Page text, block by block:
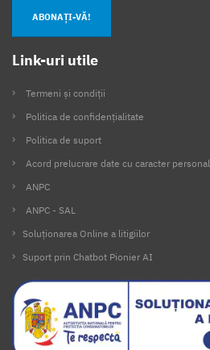
ABONAȚI-VĂ!
Link-uri utile
Termeni și condiții
Politica de confidențialitate
Politica de suport
Acord prelucrare date cu caracter personal
ANPC
ANPC - SAL
Soluționarea Online a litigiilor
Suport prin Chatbot Pionier AI